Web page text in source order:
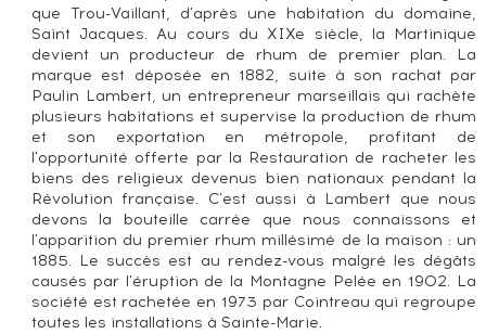
que Trou-Vaillant, d'après une habitation du domaine,
Saint Jacques. Au cours du XIXe siècle, la Martinique
devient un producteur de rhum de premier plan. La
marque est déposée en 1882, suite à son rachat par
Paulin Lambert, un entrepreneur marseillais qui rachète
plusieurs habitations et supervise la production de rhum
et son exportation en métropole, profitant de
l'opportunité offerte par la Restauration de racheter les
biens des religieux devenus bien nationaux pendant la
Révolution française. C'est aussi à Lambert que nous
devons la bouteille carrée que nous connaissons et
l'apparition du premier rhum millésimé de la maison : un
1885. Le succès est au rendez-vous malgré les dégâts
causés par l'éruption de la Montagne Pelée en 1902. La
société est rachetée en 1973 par Cointreau qui regroupe
toutes les installations à Sainte-Marie.